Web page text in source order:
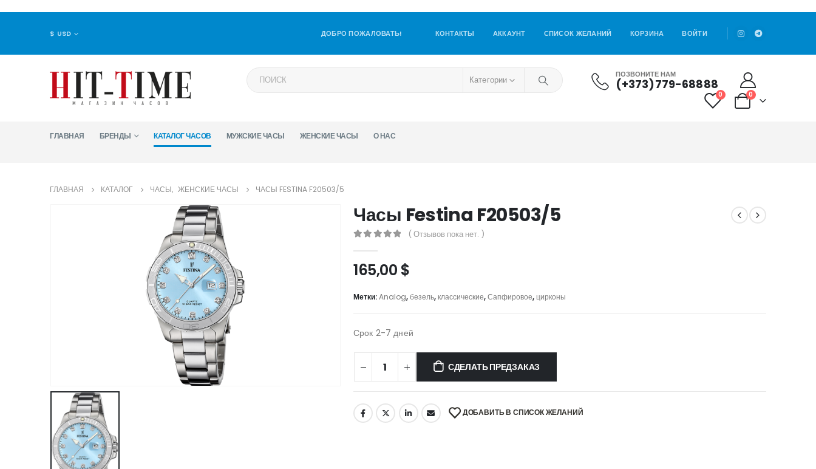
$ USD ДОБРО ПОЖАЛОВАТЬ! КОНТАКТЫ АККАУНТ СПИСОК ЖЕЛАНИЙ КОРЗИНА ВОЙТИ
Категории ПОЗВОНИТЕ НАМ
(+373)779-68888
0 0
ГЛАВНАЯ БРЕНДЫ КАТАЛОГ ЧАСОВ МУЖСКИЕ ЧАСЫ ЖЕНСКИЕ ЧАСЫ О НАС
ГЛАВНАЯ КАТАЛОГ ЧАСЫ, ЖЕНСКИЕ ЧАСЫ ЧАСЫ FESTINA F20503/5
Часы Festina F20503/5
( Отзывов пока нет. )
165,00 $
Метки:Analog,безель,классические,Сапфировое,цирконы
Срок 2-7 дней
СДЕЛАТЬ ПРЕДЗАКАЗ
ДОБАВИТЬ В СПИСОК ЖЕЛАНИЙ